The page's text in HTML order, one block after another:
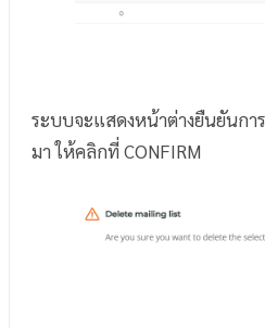
ระบบจะแสดงหน้าต่างยืนยันกา
มา ให้คลิกที่ CONFIRM